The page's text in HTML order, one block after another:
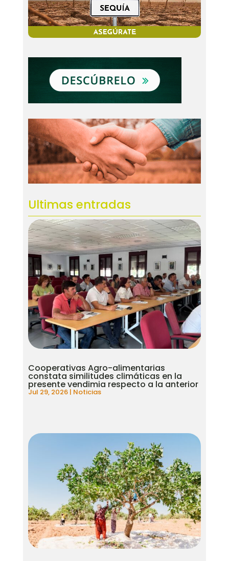
Ultimas entradas
Cooperativas Agro-alimentarias
constata similitudes climáticas en la
presente vendimia respecto a la anterior
Jul 29, 2026| Noticias